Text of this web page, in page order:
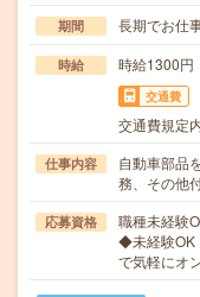
期間 長期でお仕
時給 時給1300円
交通費
交通費規定
仕事内容
自動車部品
務、その他
応募資格
職種未経験
◆未経験OK
で気軽にオ